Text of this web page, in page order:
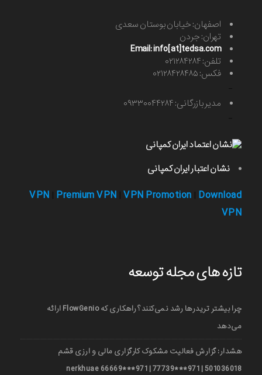
اصفهان: خیابان بوستان سعدی
تهران: جردن
Email: info[at]tedsa.com
تلفن: ۰۲۱۲۸۴۲۸۴
فکس: ۰۲۱۲۸۴۲۸۴۸۵
مدیر بازرگانی: ۰۹۳۳۰۰۴۴۲۸۴
نشان اعتبار ایران کمپانی
VPN Premium VPN VPN Promotion Download
VPN
تازه های مجله توسعه
چرا بیشتر تریدرها رشد نمی‌کنند؟ راهکاری که FlowGenio ارائه
می‌دهد
هشدار: گزارش فعالیت مشکوک کارگزاری مالی و ارزی قشم
501036018 | 971***77739 | 971***66669 nerkhuae